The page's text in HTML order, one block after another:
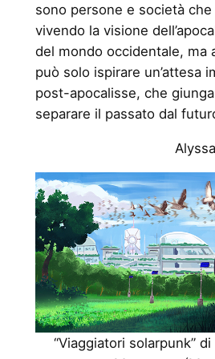
sono persone e società
vivendo la visione
del mondo occidentale, ma
può solo ispirare un’attesa
post-apocalisse, che
separare il passato dal
“Viaggiatori solarpunk”